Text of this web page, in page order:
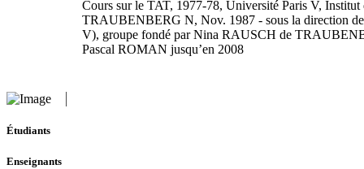
Cours sur le TAT, 1977-78, Université Paris V,
TRAUBENBERG N, Nov. 1987 - sous la direction
V), groupe fondé par Nina RAUSCH de
Pascal ROMAN jusqu’en 2008
Étudiants
Enseignants